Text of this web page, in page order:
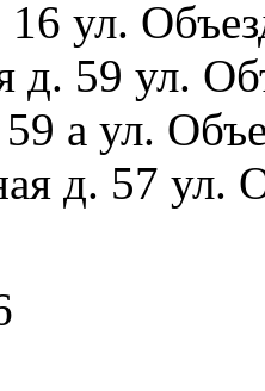
ул.
д. 59 ул.
а ул.
д. 57 ул.